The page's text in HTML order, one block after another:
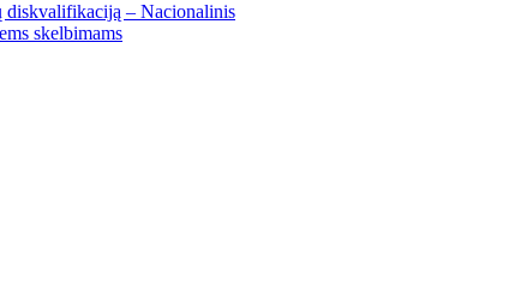
diskvalifikaciją – Nacionalinis
skelbimams